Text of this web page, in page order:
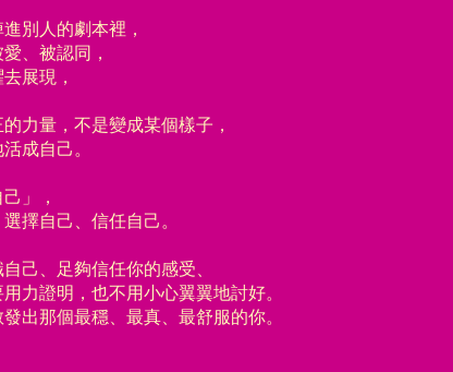
別人的劇本裡，
、被認同，
展現，
力量，不是變成某個樣子，
成自己。
」，
擇自己、信任自己。
己、足夠信任你的感受、
力證明，也不用小心翼翼地討好。
出那個最穩、最真、最舒服的你。